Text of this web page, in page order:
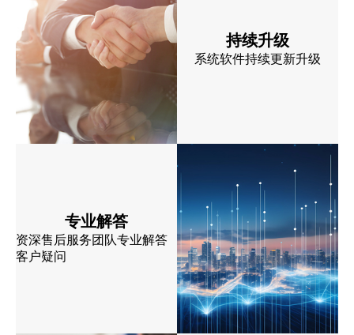
专业解答
资深售后服务团队专业解答
客户疑问
持续升级
系统软件持续更新升级